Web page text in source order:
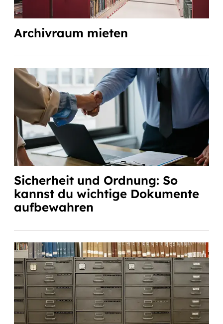
Archivraum mieten
Sicherheit und Ordnung: So
kannst du wichtige Dokumente
aufbewahren